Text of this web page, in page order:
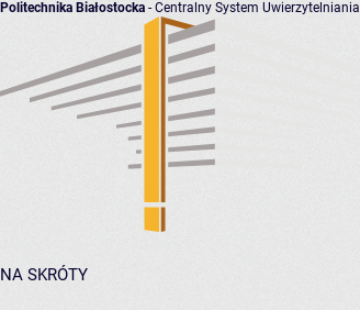
Politechnika Białostocka - Centralny System Uwierzytelniania
NA SKRÓTY